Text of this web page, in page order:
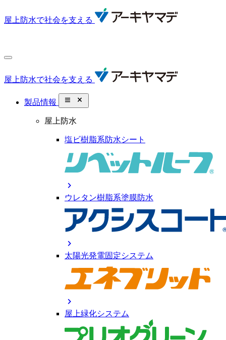
屋上防水で社会を支える
屋上防水で社会を支える
製品情報 close_small
屋上防水
塩ビ樹脂系防水シート
chevron_right
ウレタン樹脂系塗膜防水
chevron_right
太陽光発電固定システム
chevron_right
屋上緑化システム